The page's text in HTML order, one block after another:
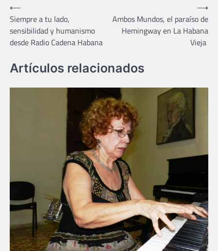
Navegación
de
entradas
⟵
Siempre a tu lado,
sensibilidad y humanismo
desde Radio Cadena Habana
Ambos Mundos, el paraíso de
Hemingway en La Habana
Vieja
⟶
Artículos relacionados